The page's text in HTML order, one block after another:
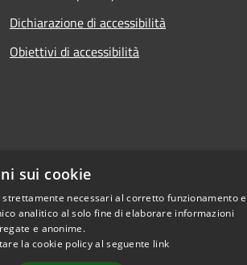
Dichiarazione di accessibilità
Obiettivi di accessibilità
sui cookie
necessari al corretto funzionamento e
analitico al solo fine di elaborare informazioni
e anonime.
la cookie policy al seguente link